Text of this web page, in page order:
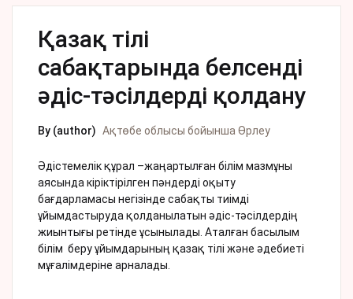
Қазақ тілі
сабақтарында белсенді
әдіс-тәсілдерді қолдану
By (author) Ақтөбе облысы бойынша Өрлеу
Әдістемелік құрал –жаңартылған білім мазмұны
аясында кіріктірілген пәндерді оқыту
бағдарламасы негізінде сабақты тиімді
ұйымдастыруда қолданылатын әдіс-тәсілдердің
жиынтығы ретінде ұсынылады. Аталған басылым
білім беру ұйымдарының қазақ тілі және әдебиеті
мұғалімдеріне арналады.